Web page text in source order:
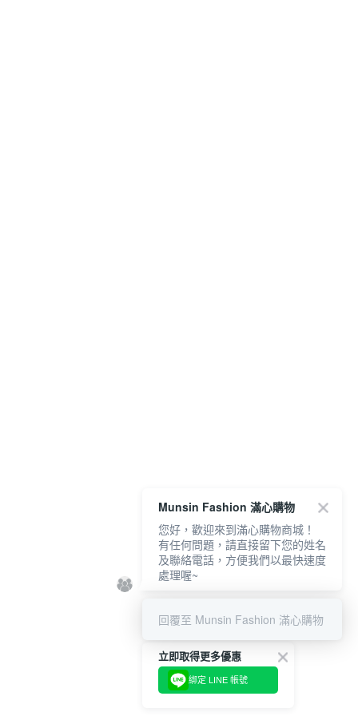
立即取得更多優惠
綁定 LINE 帳號
Munsin Fashion 滿心購物
您好，歡迎來到滿心購物商城！
有任何問題，請直接留下您的姓名
及聯絡電話，方便我們以最快速度
處理喔~
回覆至 Munsin Fashion 滿心購物